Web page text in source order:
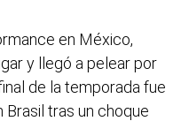
en México,
y llegó a pelear por
de la temporada fue
Brasil tras un choque